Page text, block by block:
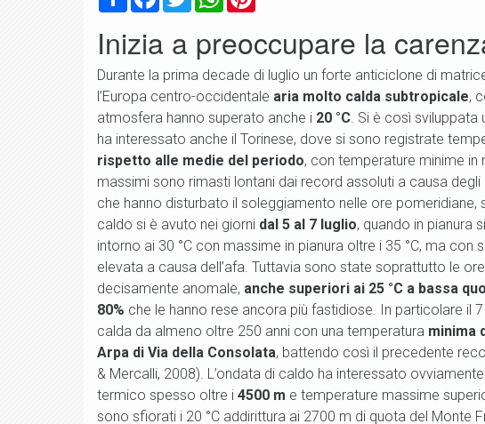
Inizia a preoccupare la
Durante la prima decade di luglio un forte anticiclone di
l’Europa centro-occidentale aria molto calda subtropicale,
atmosfera hanno superato anche i 20 °C . Si è così
ha interessato anche il Torinese, dove si sono registrate
rispetto alle medie del periodo, con temperature minime
massimi sono rimasti lontani dai record assoluti a causa
che hanno disturbato il soleggiamento nelle ore pomeridiane,
caldo si è avuto nei giorni dal 5 al 7 luglio, quando in pianura
intorno ai 30 °C con massime in pianura oltre i 35 °C, ma
elevata a causa dell’afa. Tuttavia sono state soprattutto le
decisamente anomale, anche superiori ai 25 °C a bassa
80% che le hanno rese ancora più fastidiose. In particolare il
calda da almeno oltre 250 anni con una temperatura minima
Arpa di Via della Consolata, battendo così il precedente
& Mercalli, 2008). L’ondata di caldo ha interessato
termico spesso oltre i 4500 m e temperature massime
sono sfiorati i 20 °C addirittura ai 2700 m di quota del Monte